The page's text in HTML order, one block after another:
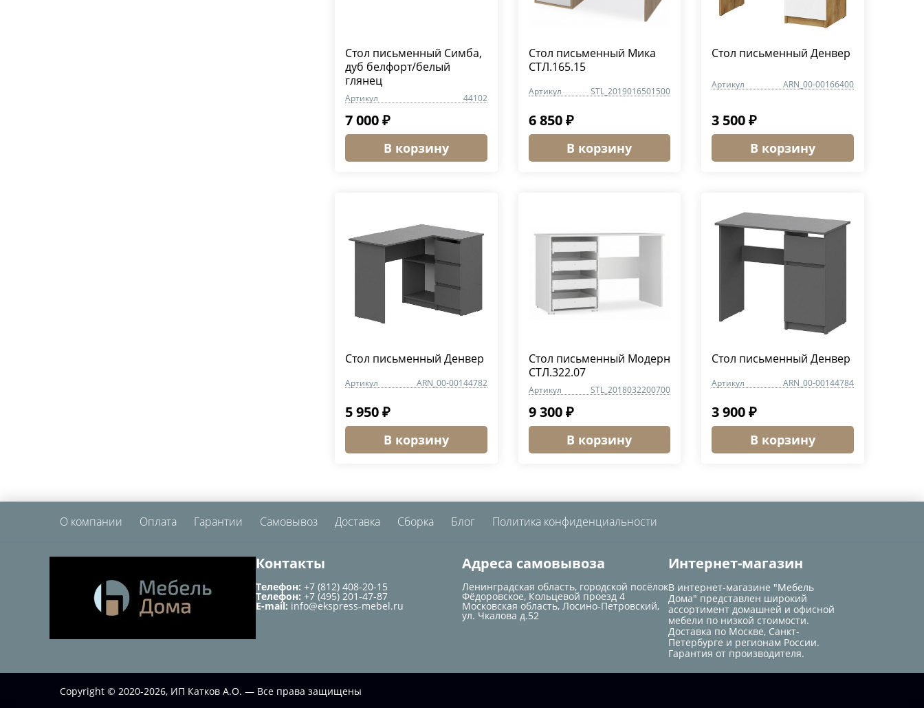
Стол письменный Симба,
дуб белфорт/белый
глянец
Артикул 44102
7 000 ₽
В корзину
Стол письменный Мика
СТЛ.165.15
Артикул STL_2019016501500
6 850 ₽
В корзину
Стол письменный Денвер
Артикул ARN_00-00166400
3 500 ₽
В корзину
Стол письменный Денвер
Артикул ARN_00-00144782
5 950 ₽
В корзину
Стол письменный Модерн
СТЛ.322.07
Артикул STL_2018032200700
9 300 ₽
В корзину
Стол письменный Денвер
Артикул ARN_00-00144784
3 900 ₽
В корзину
О компании Оплата Гарантии Самовывоз Доставка Сборка Блог Политика конфиденциальности
Контакты
Телефон: +7 (812) 408-20-15
Телефон: +7 (495) 201-47-87
E-mail: info@ekspress-mebel.ru
Адреса самовывоза
Ленинградская область, городской посёлок
Фёдоровское, Кольцевой проезд 4
Московская область, Лосино-Петровский,
ул. Чкалова д.52
Интернет-магазин
В интернет-магазине "Мебель
Дома" представлен широкий
ассортимент домашней и офисной
мебели по низкой стоимости.
Доставка по Москве, Санкт-
Петербурге и регионам России.
Гарантия от производителя.
Copyright © 2020-2026, ИП Катков А.О. — Все права защищены